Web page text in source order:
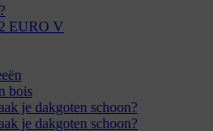
EURO V
bois
je dakgoten schoon?
je dakgoten schoon?